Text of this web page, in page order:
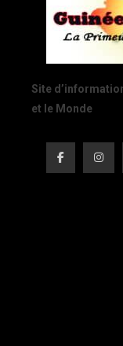
Site
et le Monde